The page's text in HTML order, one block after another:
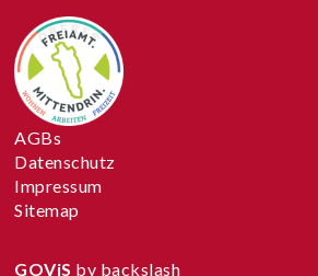
AGBs
Datenschutz
Impressum
Sitemap
GOViS by backslash